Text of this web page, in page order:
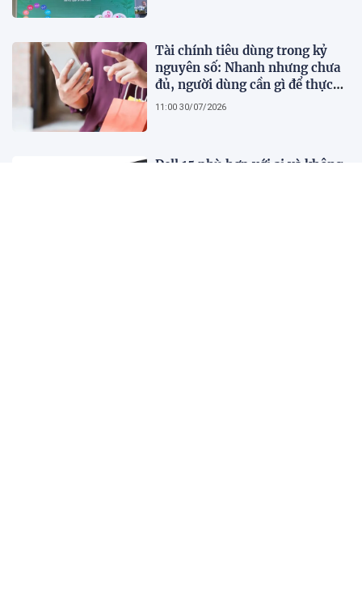
Tài chính tiêu dùng trong kỷ
nguyên số: Nhanh nhưng chưa
đủ, người dùng cần gì để thực
sự an tâm?
11:00 30/07/2026
Dell 15 phù hợp với ai và không